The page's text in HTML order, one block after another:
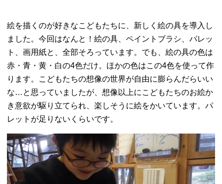
絵を描くのが好きなこどもたちに、新しく絵の具を導入し
ました。今回はなんと！絵の具、ペイントブラシ、パレッ
ト、画用紙と、全部そろっています。でも、絵の具の色は
赤・青・黄・白の4色だけ。ほかの色はこの4色を使って作
ります。こどもたちの想像の世界が自由に膨らんだらいい
な…と思っていましたが、想像以上にこどもたちのお絵か
き意欲が駆り立てられ、楽しそうに絵をかいています。パ
レットが足りないくらいです。